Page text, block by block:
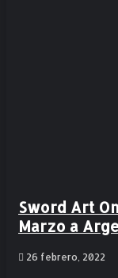
Sword Art
Marzo a
26 febrero, 2022